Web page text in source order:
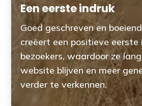
Een eerste indruk
Goed geschreven en
creëert een positieve eerste
bezoekers, waardoor ze
website blijven en meer
verder te verkennen.